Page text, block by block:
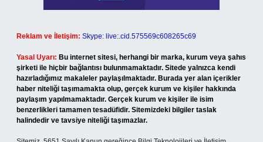
Reklam ve İletişim: Skype: live:.cid.575569c608265c69
Yasal Uyarı: Bu internet sitesi, herhangi bir marka, kurum veya şahıs
şirketi ile hiçbir bağlantısı bulunmamaktadır. Sitede yalnızca kendi
hazırladığımız makaleler paylaşılmaktadır. Burada yer alan içerikler
haber niteliği taşımamakta olup, gerçek kurum ve kişiler hakkında
paylaşım yapılmamaktadır. Gerçek kurum ve kişiler ile isim
benzerlikleri tamamen tesadüfidir. Sitemizdeki bilgiler taslak
halindedir ve tavsiye niteliği taşımazlar.